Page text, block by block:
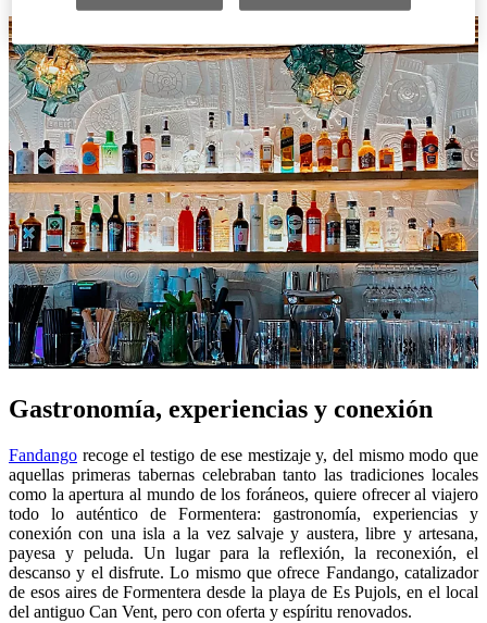
Gastronomía, experiencias y conexión
Fandango recoge el testigo de ese mestizaje y, del mismo modo que
aquellas primeras tabernas celebraban tanto las tradiciones locales
como la apertura al mundo de los foráneos, quiere ofrecer al viajero
todo lo auténtico de Formentera: gastronomía, experiencias y
conexión con una isla a la vez salvaje y austera, libre y artesana,
payesa y peluda. Un lugar para la reflexión, la reconexión, el
descanso y el disfrute. Lo mismo que ofrece Fandango, catalizador
de esos aires de Formentera desde la playa de Es Pujols, en el local
del antiguo Can Vent, pero con oferta y espíritu renovados.